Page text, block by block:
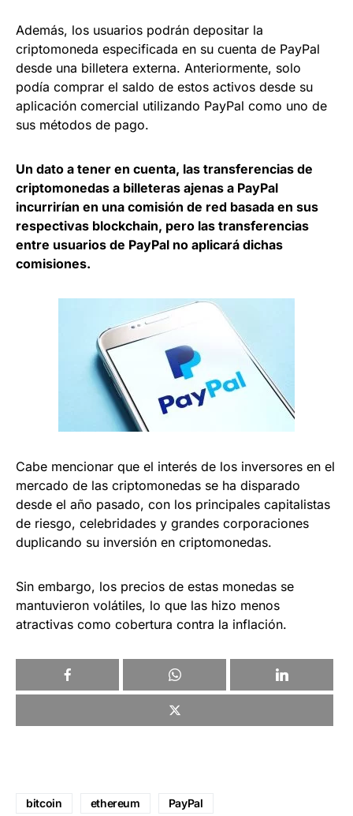
Además, los usuarios podrán depositar la
criptomoneda especificada en su cuenta de PayPal
desde una billetera externa. Anteriormente, solo
podía comprar el saldo de estos activos desde su
aplicación comercial utilizando PayPal como uno de
sus métodos de pago.
Un dato a tener en cuenta, las transferencias de
criptomonedas a billeteras ajenas a PayPal
incurrirían en una comisión de red basada en sus
respectivas blockchain, pero las transferencias
entre usuarios de PayPal no aplicará dichas
comisiones.
Cabe mencionar que el interés de los inversores en el
mercado de las criptomonedas se ha disparado
desde el año pasado, con los principales capitalistas
de riesgo, celebridades y grandes corporaciones
duplicando su inversión en criptomonedas.
Sin embargo, los precios de estas monedas se
mantuvieron volátiles, lo que las hizo menos
atractivas como cobertura contra la inflación.
bitcoin ethereum PayPal